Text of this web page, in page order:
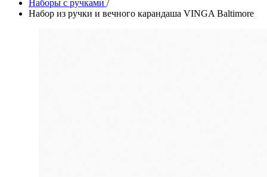
Наборы с ручками /
Набор из ручки и вечного карандаша VINGA Baltimore